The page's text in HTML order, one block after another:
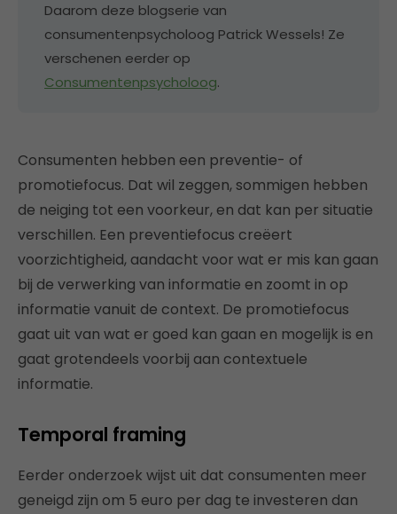
Daarom deze blogserie van
consumentenpsycholoog Patrick Wessels! Ze
verschenen eerder op
Consumentenpsycholoog.
Consumenten hebben een preventie- of
promotiefocus. Dat wil zeggen, sommigen hebben
de neiging tot een voorkeur, en dat kan per situatie
verschillen. Een preventiefocus creëert
voorzichtigheid, aandacht voor wat er mis kan gaan
bij de verwerking van informatie en zoomt in op
informatie vanuit de context. De promotiefocus
gaat uit van wat er goed kan gaan en mogelijk is en
gaat grotendeels voorbij aan contextuele
informatie.
Temporal framing
Eerder onderzoek wijst uit dat consumenten meer
geneigd zijn om 5 euro per dag te investeren dan